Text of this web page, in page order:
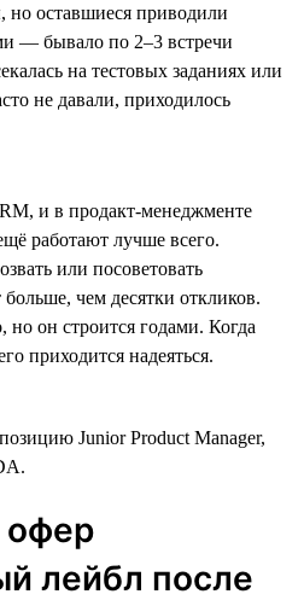
но оставшиеся приводили
— бывало по 2–3 встречи
на тестовых заданиях или
не давали, приходилось
и в продакт-менеджменте
работают лучше всего.
или посоветовать
чем десятки откликов.
он строится годами. Когда
приходится надеяться.
Junior Product Manager,
офер
лейбл после